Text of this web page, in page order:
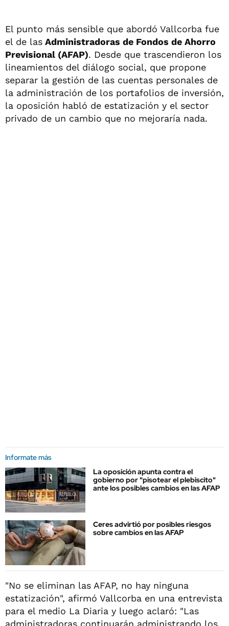
El punto más sensible que abordó Vallcorba fue
el de las Administradoras de Fondos de Ahorro
Previsional (AFAP). Desde que trascendieron los
lineamientos del diálogo social, que propone
separar la gestión de las cuentas personales de
la administración de los portafolios de inversión,
la oposición habló de estatización y el sector
privado de un cambio que no mejoraría nada.
Informate más
La oposición apunta contra el
gobierno por "pisotear el plebiscito"
ante los posibles cambios en las AFAP
Ceres advirtió por posibles riesgos
sobre cambios en las AFAP
"No se eliminan las AFAP, no hay ninguna
estatización", afirmó Vallcorba en una entrevista
para el medio La Diaria y luego aclaró: "Las